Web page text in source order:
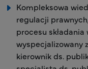
Kompleksowa
regulacji
procesu
wyspecjalizowany
kierownik ds.